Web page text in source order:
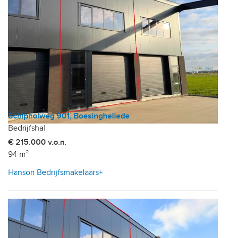
Schipholweg 901, Boesingheliede
Bedrijfshal
€ 215.000 v.o.n.
94 m²
Hanson Bedrijfsmakelaars+